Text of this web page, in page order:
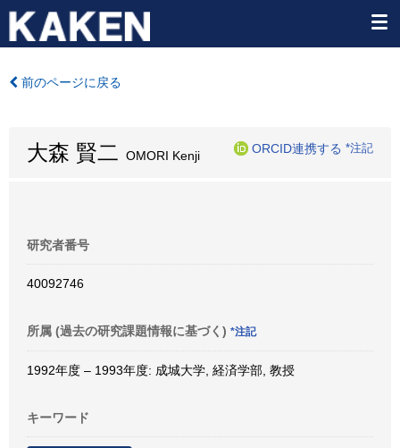
前のページに戻る
大森 賢二 OMORI Kenji
ORCID連携する *注記
研究者番号
40092746
所属 (過去の研究課題情報に基づく) *注記
1992年度 – 1993年度: 成城大学, 経済学部, 教授
キーワード